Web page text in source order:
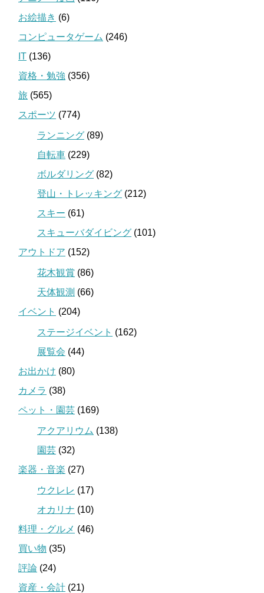
お絵描き (6)
コンピュータゲーム (246)
IT (136)
資格・勉強 (356)
旅 (565)
スポーツ (774)
ランニング (89)
自転車 (229)
ボルダリング (82)
登山・トレッキング (212)
スキー (61)
スキューバダイビング (101)
アウトドア (152)
花木観賞 (86)
天体観測 (66)
イベント (204)
ステージイベント (162)
展覧会 (44)
お出かけ (80)
カメラ (38)
ペット・園芸 (169)
アクアリウム (138)
園芸 (32)
楽器・音楽 (27)
ウクレレ (17)
オカリナ (10)
料理・グルメ (46)
買い物 (35)
評論 (24)
資産・会計 (21)